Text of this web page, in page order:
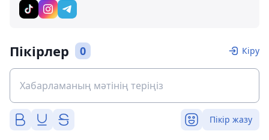
Пікірлер 0 Кіру
Пікір жазу